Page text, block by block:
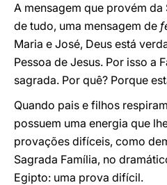
A mensagem que provém da
de tudo, uma mensagem de
Maria e José, Deus está
Pessoa de Jesus. Por isso a
sagrada. Por quê? Porque
Quando pais e filhos
possuem uma energia que
provações difíceis, como
Sagrada Família, no
Egipto: uma prova difícil.